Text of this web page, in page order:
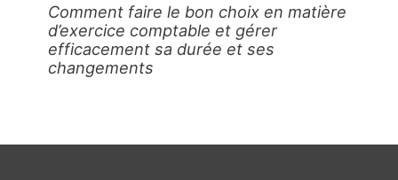
Comment faire le bon choix en matière
d’exercice comptable et gérer
efficacement sa durée et ses
changements